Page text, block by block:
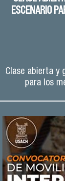
ESCENARIO
Clase abierta y
para los